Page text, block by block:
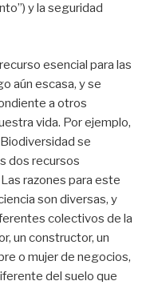
y la seguridad
esencial para las
aún escasa, y se
a otros
vida. Por ejemplo,
se
dos recursos
razones para este
son diversas, y
colectivos de la
un constructor, un
o mujer de negocios,
del suelo que